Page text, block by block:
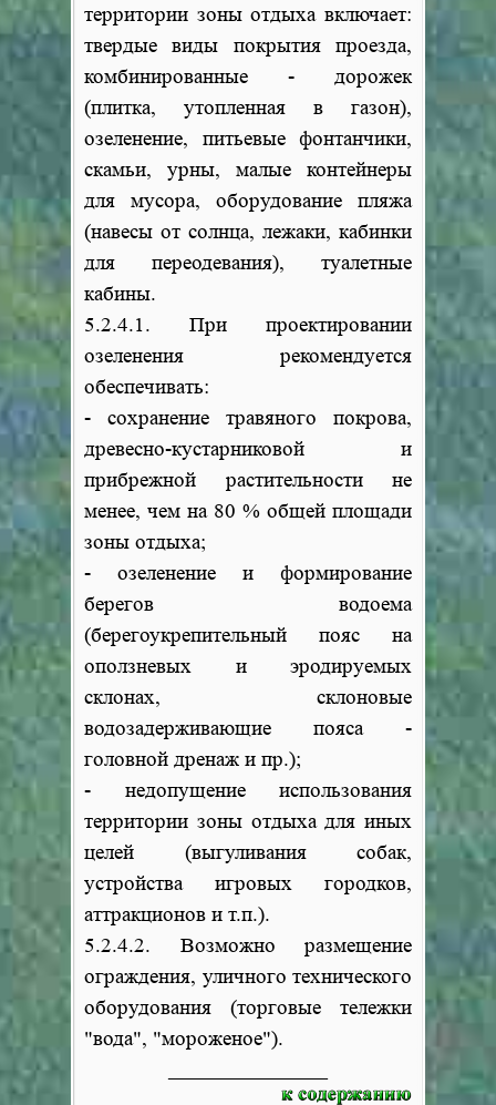
территории зоны отдыха включает:
твердые виды покрытия проезда,
комбинированные - дорожек
(плитка, утопленная в газон),
озеленение, питьевые фонтанчики,
скамьи, урны, малые контейнеры
для мусора, оборудование пляжа
(навесы от солнца, лежаки, кабинки
для переодевания), туалетные
кабины.
5.2.4.1. При проектировании
озеленения рекомендуется
обеспечивать:
- сохранение травяного покрова,
древесно-кустарниковой и
прибрежной растительности не
менее, чем на 80 % общей площади
зоны отдыха;
- озеленение и формирование
берегов водоема
(берегоукрепительный пояс на
оползневых и эродируемых
склонах, склоновые
водозадерживающие пояса -
головной дренаж и пр.);
- недопущение использования
территории зоны отдыха для иных
целей (выгуливания собак,
устройства игровых городков,
аттракционов и т.п.).
5.2.4.2. Возможно размещение
ограждения, уличного технического
оборудования (торговые тележки
"вода", "мороженое").